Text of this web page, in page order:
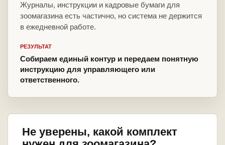
Журналы, инструкции и кадровые бумаги для
зоомагазина есть частично, но система не держится
в ежедневной работе.
РЕЗУЛЬТАТ
Собираем единый контур и передаем понятную
инструкцию для управляющего или
ответственного.
Не уверены, какой комплект